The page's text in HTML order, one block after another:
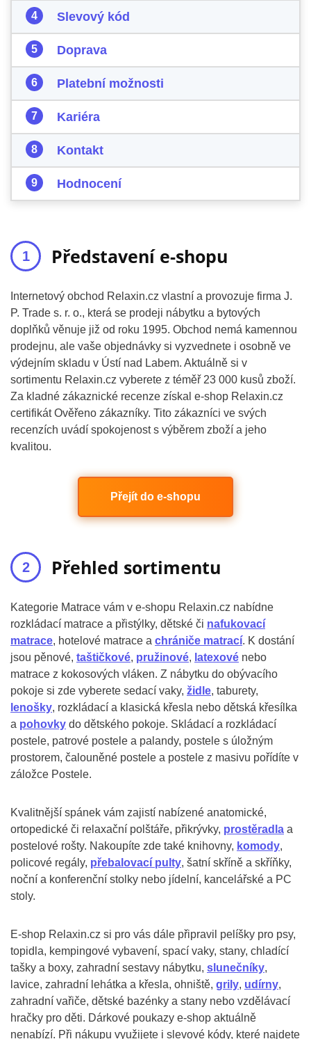
Slevový kód
Doprava
Platební možnosti
Kariéra
Kontakt
Hodnocení
Představení e-shopu
Internetový obchod Relaxin.cz vlastní a provozuje firma J.
P. Trade s. r. o., která se prodeji nábytku a bytových
doplňků věnuje již od roku 1995. Obchod nemá kamennou
prodejnu, ale vaše objednávky si vyzvednete i osobně ve
výdejním skladu v Ústí nad Labem. Aktuálně si v
sortimentu Relaxin.cz vyberete z téměř 23 000 kusů zboží.
Za kladné zákaznické recenze získal e-shop Relaxin.cz
certifikát Ověřeno zákazníky. Tito zákazníci ve svých
recenzích uvádí spokojenost s výběrem zboží a jeho
kvalitou.
Přejít do e-shopu
Přehled sortimentu
Kategorie Matrace vám v e-shopu Relaxin.cz nabídne
rozkládací matrace a přistýlky, dětské či nafukovací
matrace, hotelové matrace a chrániče matrací. K dostání
jsou pěnové, taštičkové, pružinové, latexové nebo
matrace z kokosových vláken. Z nábytku do obývacího
pokoje si zde vyberete sedací vaky, židle, taburety,
lenošky, rozkládací a klasická křesla nebo dětská křesílka
a pohovky do dětského pokoje. Skládací a rozkládací
postele, patrové postele a palandy, postele s úložným
prostorem, čalouněné postele a postele z masivu pořídíte v
záložce Postele.
Kvalitnější spánek vám zajistí nabízené anatomické,
ortopedické či relaxační polštáře, přikrývky, prostěradla a
postelové rošty. Nakoupíte zde také knihovny, komody,
policové regály, přebalovací pulty, šatní skříně a skříňky,
noční a konferenční stolky nebo jídelní, kancelářské a PC
stoly.
E-shop Relaxin.cz si pro vás dále připravil pelíšky pro psy,
topidla, kempingové vybavení, spací vaky, stany, chladící
tašky a boxy, zahradní sestavy nábytku, slunečníky,
lavice, zahradní lehátka a křesla, ohniště, grily, udírny,
zahradní vařiče, dětské bazénky a stany nebo vzdělávací
hračky pro děti. Dárkové poukazy e-shop aktuálně
nenabízí. Při nákupu využijete i slevové kódy, které najdete